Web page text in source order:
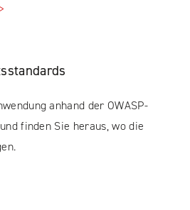
anhand der OWASP-
finden Sie heraus, wo die